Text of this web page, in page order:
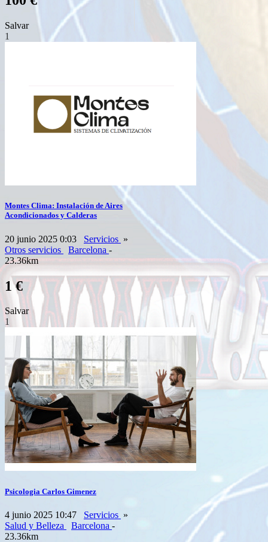
Salvar
1
Montes Clima: Instalación de Aires
Acondicionados y Calderas
20 junio 2025 0:03 Servicios »
Otros servicios
Barcelona -
23.36km
1 €
Salvar
1
Psicologia Carlos Gimenez
4 junio 2025 10:47 Servicios »
Salud y Belleza
Barcelona -
23.36km